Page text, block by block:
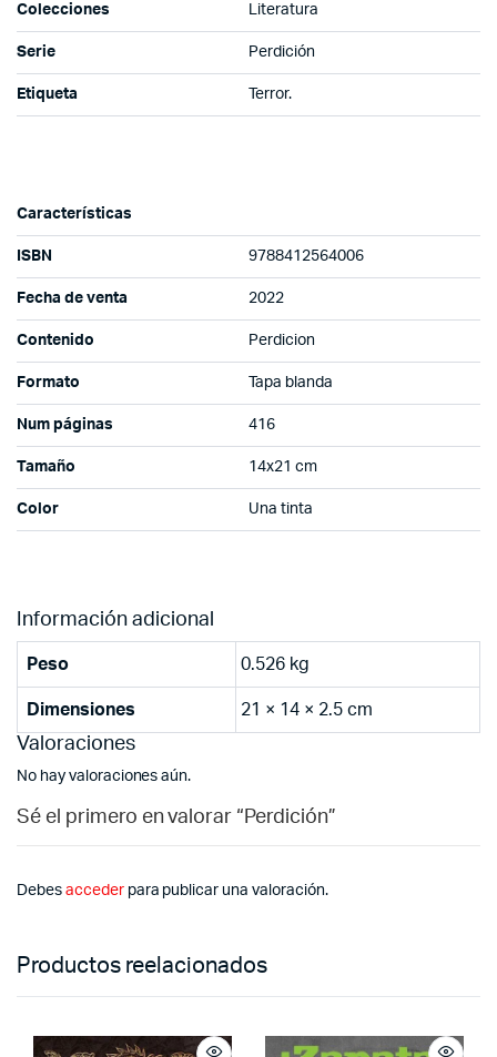
Colecciones Literatura
Serie Perdición
Etiqueta Terror.
Características
ISBN 9788412564006
Fecha de venta 2022
Contenido Perdicion
Formato Tapa blanda
Num páginas 416
Tamaño 14x21 cm
Color Una tinta
Información adicional
Peso 0.526 kg
Dimensiones 21 × 14 × 2.5 cm
Valoraciones
No hay valoraciones aún.
Sé el primero en valorar “Perdición”
Debes accederpara publicar una valoración.
Productos reelacionados